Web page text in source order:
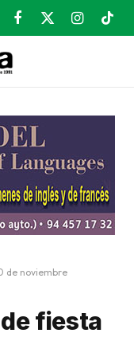
Facebook
X
Instagram
de noviembre
fiesta